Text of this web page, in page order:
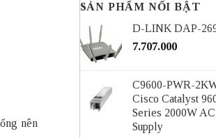
nên
SẢN PHẨM NỔI BẬT
D-LINK DAP-
7.707.000
C9600-PWR-
Cisco Catalyst
Series 2000W
Supply